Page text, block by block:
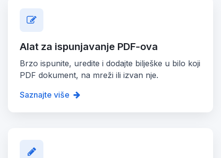
Alat za ispunjavanje PDF-ova
Brzo ispunite, uredite i dodajte bilješke u bilo koji
PDF dokument, na mreži ili izvan nje.
Saznajte više